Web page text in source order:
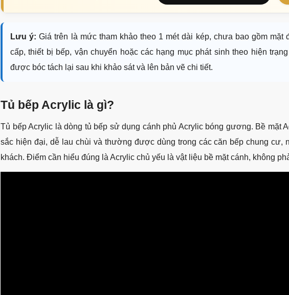
Lưu ý: Giá trên là mức tham khảo theo 1 mét dài kép, chưa bao gồm mặt
cấp, thiết bị bếp, vận chuyển hoặc các hạng mục phát sinh theo hiện
được bóc tách lại sau khi khảo sát và lên bản vẽ chi tiết.
Tủ bếp Acrylic là gì?
Tủ bếp Acrylic là dòng tủ bếp sử dụng cánh phủ Acrylic bóng gương. Bề mặt
sắc hiện đại, dễ lau chùi và thường được dùng trong các căn bếp chung cư,
khách. Điểm cần hiểu đúng là Acrylic chủ yếu là vật liệu bề mặt cánh, không